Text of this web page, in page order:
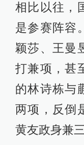
相比以往，
是参赛阵容
颖莎、王曼
打兼项，甚
的林诗栋与
两项，反倒
黄友政身兼三